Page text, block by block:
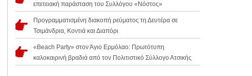
επετειακή παράσταση του Συλλόγου «Νόστος»
Προγραμματισμένη διακοπή ρεύματος τη Δευτέρα σε
Τσιμάνδρια, Κοντιά και Διαπόρι
«Beach Party» στον Άγιο Ερμόλαο: Πρωτότυπη
καλοκαιρινή βραδιά από τον Πολιτιστικό Σύλλογο Ατσικής